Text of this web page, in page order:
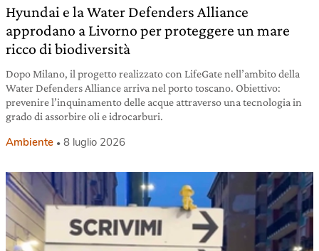
Hyundai e la Water Defenders Alliance
approdano a Livorno per proteggere un mare
ricco di biodiversità
Dopo Milano, il progetto realizzato con LifeGate nell’ambito della
Water Defenders Alliance arriva nel porto toscano. Obiettivo:
prevenire l’inquinamento delle acque attraverso una tecnologia in
grado di assorbire oli e idrocarburi.
Ambiente 8 luglio 2026